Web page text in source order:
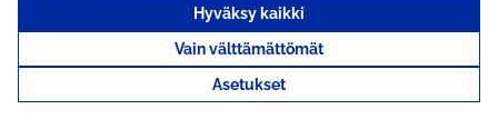
Hyväksy kaikki
Vain välttämättömät
Asetukset
Uudistetaan HSL:n reittiverkosto palvelemaan
asukkaita paremmin. Lisää suoria yhteyksiä.
Ei etene jatkoon